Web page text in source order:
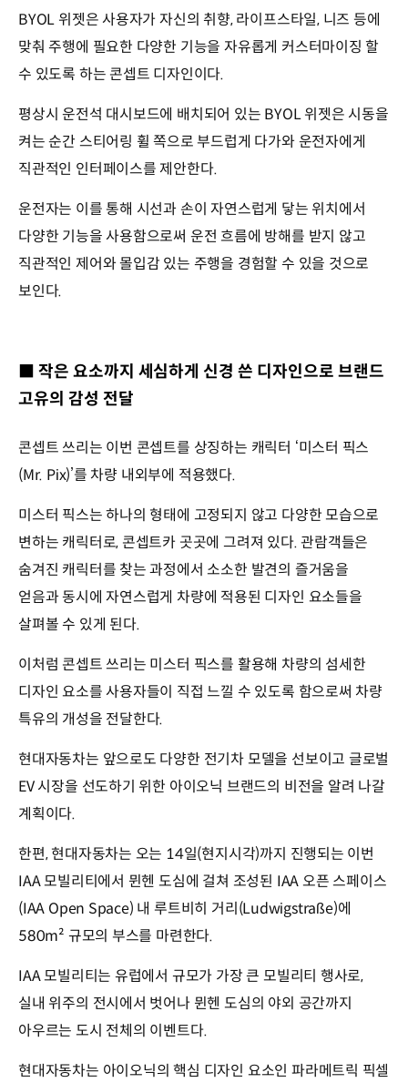
BYOL 위젯은 사용자가 자신의 취향, 라이프스타일, 니즈 등에
맞춰 주행에 필요한 다양한 기능을 자유롭게 커스터마이징 할
수 있도록 하는 콘셉트 디자인이다.
평상시 운전석 대시보드에 배치되어 있는 BYOL 위젯은 시동을
켜는 순간 스티어링 휠 쪽으로 부드럽게 다가와 운전자에게
직관적인 인터페이스를 제안한다.
운전자는 이를 통해 시선과 손이 자연스럽게 닿는 위치에서
다양한 기능을 사용함으로써 운전 흐름에 방해를 받지 않고
직관적인 제어와 몰입감 있는 주행을 경험할 수 있을 것으로
보인다.
■ 작은 요소까지 세심하게 신경 쓴 디자인으로 브랜드
고유의 감성 전달
콘셉트 쓰리는 이번 콘셉트를 상징하는 캐릭터 ‘미스터 픽스
(Mr. Pix)’를 차량 내외부에 적용했다.
미스터 픽스는 하나의 형태에 고정되지 않고 다양한 모습으로
변하는 캐릭터로, 콘셉트카 곳곳에 그려져 있다. 관람객들은
숨겨진 캐릭터를 찾는 과정에서 소소한 발견의 즐거움을
얻음과 동시에 자연스럽게 차량에 적용된 디자인 요소들을
살펴볼 수 있게 된다.
이처럼 콘셉트 쓰리는 미스터 픽스를 활용해 차량의 섬세한
디자인 요소를 사용자들이 직접 느낄 수 있도록 함으로써 차량
특유의 개성을 전달한다.
현대자동차는 앞으로도 다양한 전기차 모델을 선보이고 글로벌
EV 시장을 선도하기 위한 아이오닉 브랜드의 비전을 알려 나갈
계획이다.
한편, 현대자동차는 오는 14일(현지시각)까지 진행되는 이번
IAA 모빌리티에서 뮌헨 도심에 걸쳐 조성된 IAA 오픈 스페이스
(IAA Open Space) 내 루트비히 거리(Ludwigstraße)에
580m² 규모의 부스를 마련한다.
IAA 모빌리티는 유럽에서 규모가 가장 큰 모빌리티 행사로,
실내 위주의 전시에서 벗어나 뮌헨 도심의 야외 공간까지
아우르는 도시 전체의 이벤트다.
현대자동차는 아이오닉의 핵심 디자인 요소인 파라메트릭 픽셀